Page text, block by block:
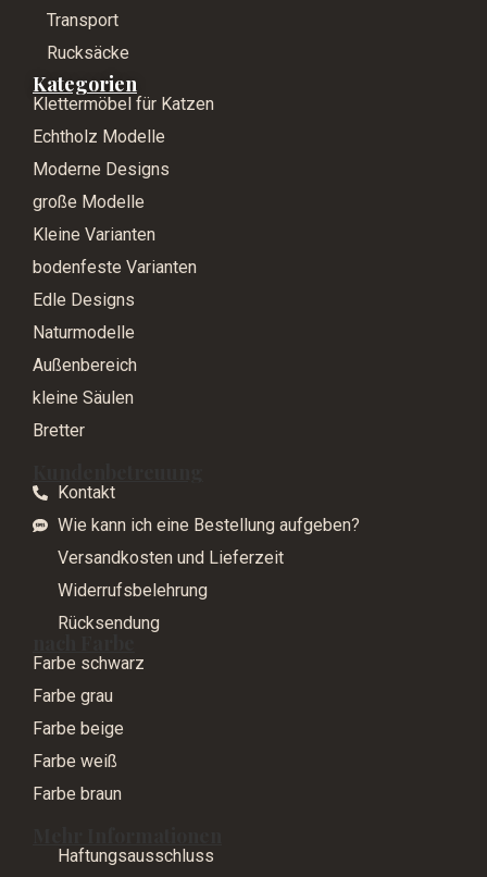
Transport
Rucksäcke
Kategorien
Klettermöbel für Katzen
Echtholz Modelle
Moderne Designs
große Modelle
Kleine Varianten
bodenfeste Varianten
Edle Designs
Naturmodelle
Außenbereich
kleine Säulen
Bretter
Kontakt
Wie kann ich eine Bestellung aufgeben?
Versandkosten und Lieferzeit
Widerrufsbelehrung
Rücksendung
Farbe schwarz
Farbe grau
Farbe beige
Farbe weiß
Farbe braun
Haftungsausschluss